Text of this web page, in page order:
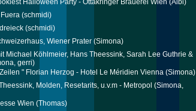
Halloween Party - Ottakringer Brauerei Wien (Albi)
(schmidi)
(schmidi)
Wiener Prater (Simona)
Michael Köhlmeier, Hans Theessink, Sarah Lee Guthrie &
gerri)
" Florian Herzog - Hotel Le Méridien Vienna (Simona)
Molden, Resetarits, u.v.m - Metropol (Simona,
Wien (Thomas)